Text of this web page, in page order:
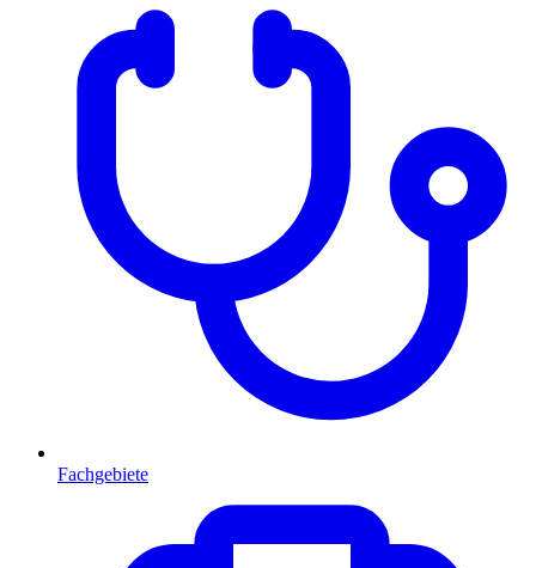
Fachgebiete